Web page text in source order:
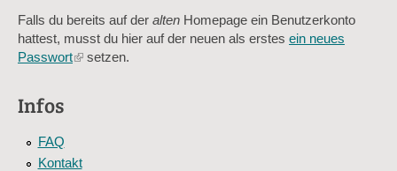
Falls du bereits auf der alten Homepage ein Benutzerkonto
hattest, musst du hier auf der neuen als erstes ein neues
Passwort(linksetzen.
Infos
FAQ
Kontakt